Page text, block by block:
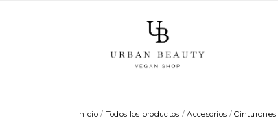
Inicio/ Todos los productos /Accesorios /Cinturones